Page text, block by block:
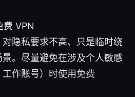
费 VPN
隐私要求不高、只是临时绕
。尽量避免在涉及个人敏感
作账号）时使用免费